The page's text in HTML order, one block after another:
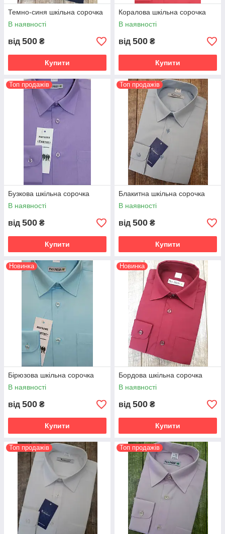
Темно-синя шкільна сорочка
В наявності
від 500 ₴
Купити
Коралова шкільна сорочка
В наявності
від 500 ₴
Купити
Топ продажів
Бузкова шкільна сорочка
В наявності
від 500 ₴
Купити
Топ продажів
Блакитна шкільна сорочка
В наявності
від 500 ₴
Купити
Новинка
Бірюзова шкільна сорочка
В наявності
від 500 ₴
Купити
Новинка
Бордова шкільна сорочка
В наявності
від 500 ₴
Купити
Топ продажів Топ продажів